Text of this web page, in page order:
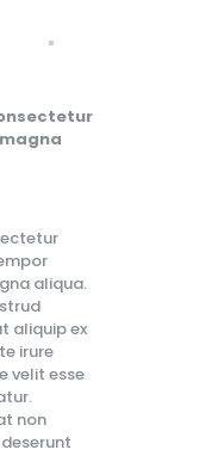
aliqua.
aliquip ex
irure
velit esse
non